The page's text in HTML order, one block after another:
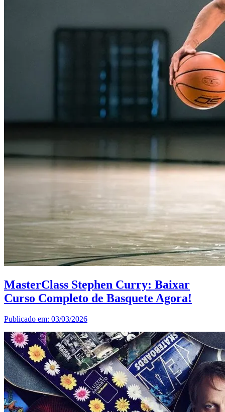
MasterClass Stephen Curry: Baixar
Curso Completo de Basquete Agora!
Publicado em: 03/03/2026